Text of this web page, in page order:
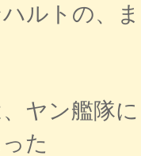
ルトの、
ヤン艦隊
た